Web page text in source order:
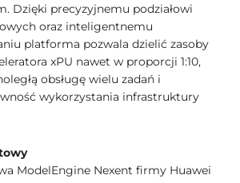
Dzięki precyzyjnemu podziałowi
oraz inteligentnemu
platforma pozwala dzielić zasoby
xPU nawet w proporcji 1:10,
obsługę wielu zadań i
wykorzystania infrastruktury
ModelEngine Nexent firmy Huawei